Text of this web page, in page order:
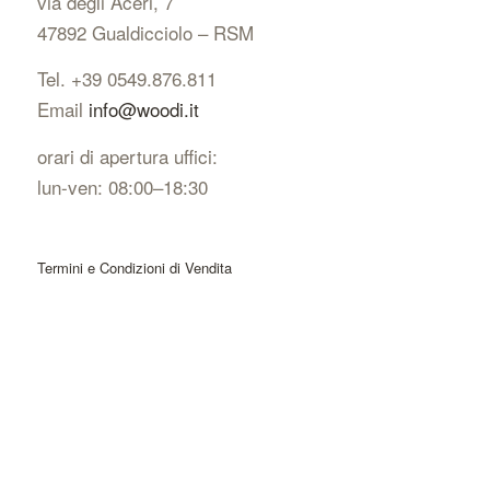
47892 Gualdicciolo – RSM
Tel. +39 0549.876.811
Email info@woodi.it
orari di apertura uffici:
lun-ven: 08:00–18:30
Termini e Condizioni di Vendita